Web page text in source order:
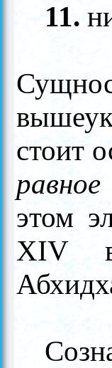
11.
стоит
этом
XIV
А